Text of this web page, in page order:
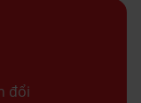
đổi